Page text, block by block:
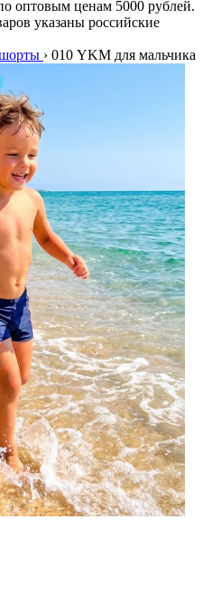
оптовым ценам 5000 рублей.
указаны российские
› 010 YKM для мальчика